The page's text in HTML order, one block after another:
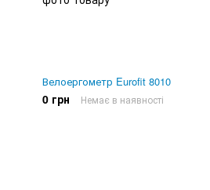
Велоергометр Eurofit 8010
0 грн Немає в наявності